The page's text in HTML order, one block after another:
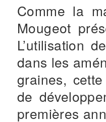
Comme la
Mougeot
L’utilisation
dans les
graines,
de
premières